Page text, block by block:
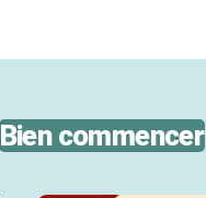
Bien commencer